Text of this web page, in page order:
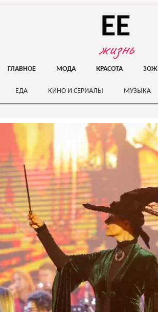
EE
жизнь
ГЛАВНОЕ МОДА КРАСОТА ЗОЖ
ЕДА КИНО И СЕРИАЛЫ МУЗЫКА